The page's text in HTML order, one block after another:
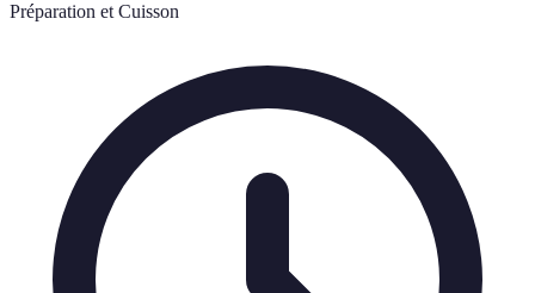
Préparation et Cuisson